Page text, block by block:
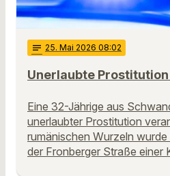
notes 25. Mai 2026 08:02
Unerlaubte
Eine 32-Jährige aus
unerlaubter Prostitution
rumänischen Wurzeln
der Fronberger Straße